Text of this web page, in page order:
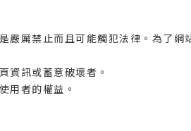
厲禁止而且可能觸犯法律。為了網
資訊或蓄意破壞者。
用者的權益。